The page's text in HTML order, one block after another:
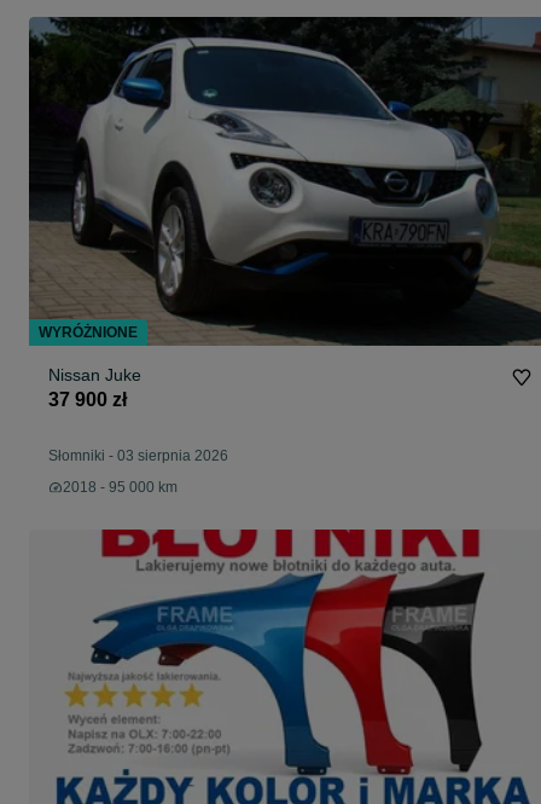
Nissan Juke
37 900 zł
Słomniki - 03 sierpnia 2026
2018 - 95 000 km
WYRÓŻNIONE